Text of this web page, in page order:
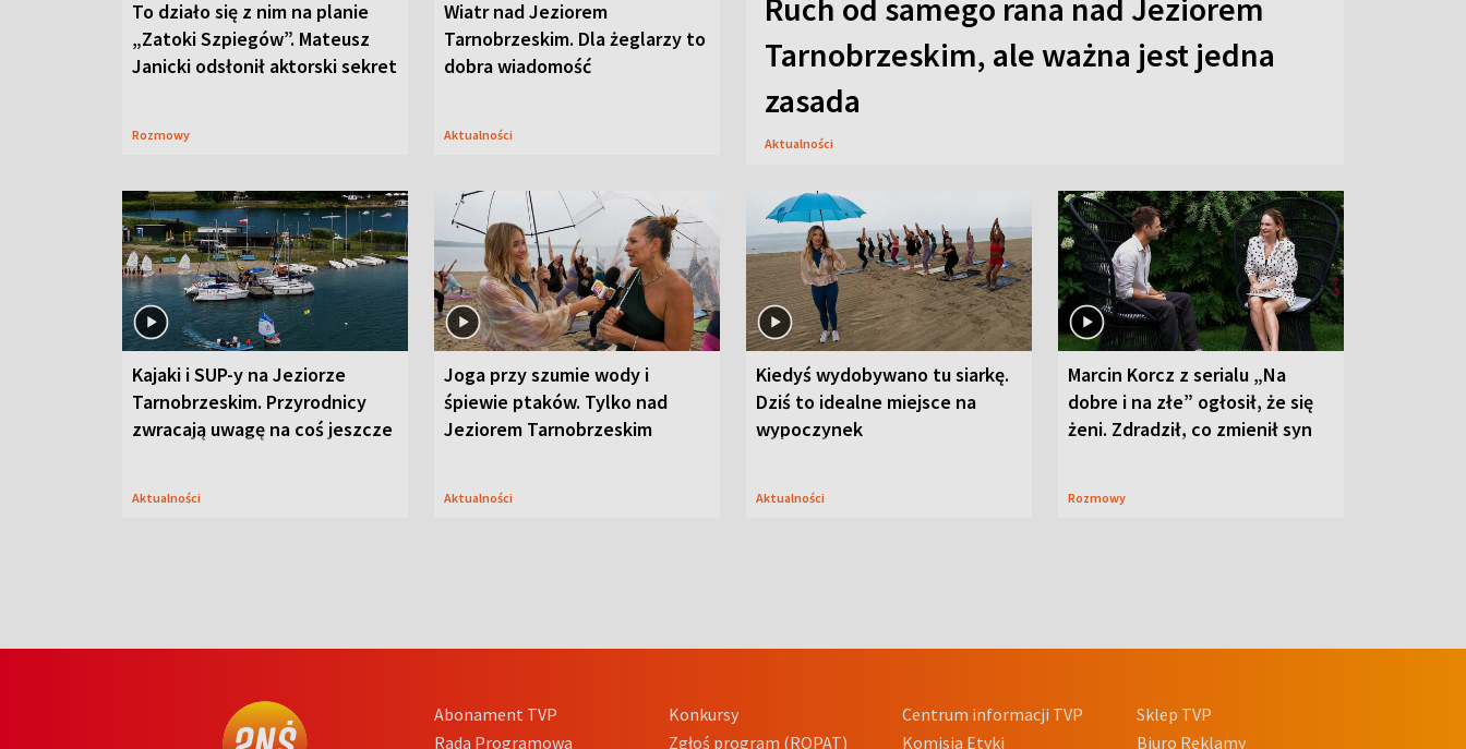
To działo się z nim na planie
„Zatoki Szpiegów”. Mateusz
Janicki odsłonił aktorski sekret
Rozmowy
Wiatr nad Jeziorem
Tarnobrzeskim. Dla żeglarzy to
dobra wiadomość
Aktualności
Ruch od samego rana nad Jeziorem
Tarnobrzeskim, ale ważna jest jedna
zasada
Aktualności
Kajaki i SUP-y na Jeziorze
Tarnobrzeskim. Przyrodnicy
zwracają uwagę na coś jeszcze
Aktualności
Joga przy szumie wody i
śpiewie ptaków. Tylko nad
Jeziorem Tarnobrzeskim
Aktualności
Kiedyś wydobywano tu siarkę.
Dziś to idealne miejsce na
wypoczynek
Aktualności
Marcin Korcz z serialu „Na
dobre i na złe” ogłosił, że się
żeni. Zdradził, co zmienił syn
Rozmowy
Abonament TVP
Rada Programowa
Konkursy
Zgłoś program (ROPAT)
Centrum informacji TVP
Komisja Etyki
Sklep TVP
Biuro Reklamy